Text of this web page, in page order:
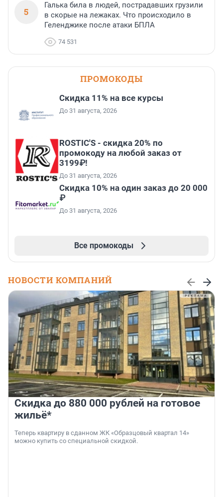
5
Галька била в людей, пострадавших грузили
в скорые на лежаках. Что происходило в
Геленджике после атаки БПЛА
74 531
ПРОМОКОДЫ
Скидка 11% на все курсы
До 31 августа, 2026
ROSTIC'S - скидка 20% по
промокоду на любой заказ от
3199₽!
До 31 августа, 2026
Скидка 10% на один заказ до 20 000
₽
До 31 августа, 2026
Все промокоды
НОВОСТИ КОМПАНИЙ
Скидка до 880 000 рублей на готовое
жильё*
Теперь квартиру в сданном ЖК «Образцовый квартал 14»
можно купить со специальной скидкой.